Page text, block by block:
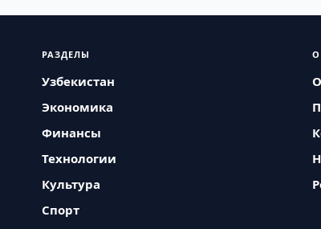
РАЗДЕЛЫ
Узбекистан
Экономика
Финансы
Технологии
Культура
Спорт
О